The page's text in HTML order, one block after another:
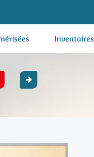
Inventaires